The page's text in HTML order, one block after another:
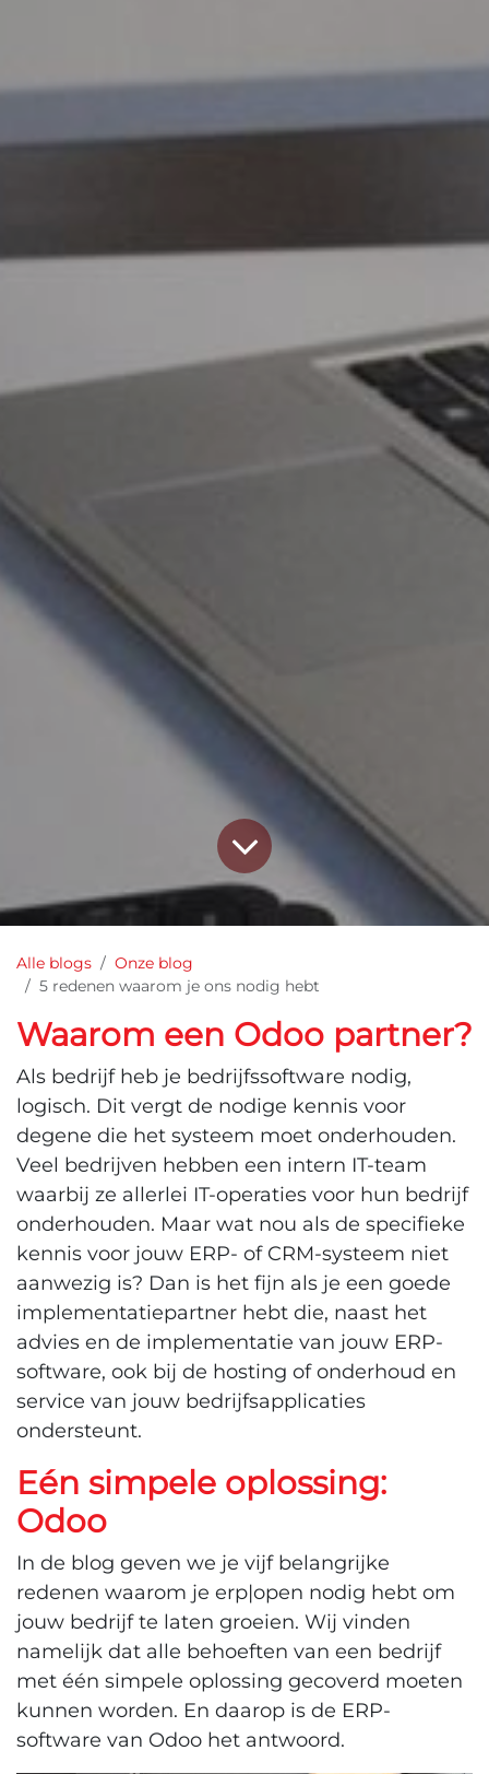
Alle blogs
Onze blog
5 redenen waarom je ons nodig hebt
Waarom een Odoo partner?
Als bedrijf heb je bedrijfssoftware nodig,
logisch. Dit vergt de nodige kennis voor
degene die het systeem moet onderhouden.
Veel bedrijven hebben een intern IT-team
waarbij ze allerlei IT-operaties voor hun bedrijf
onderhouden. Maar wat nou als de specifieke
kennis voor jouw ERP- of CRM-systeem niet
aanwezig is? Dan is het fijn als je een goede
implementatiepartner hebt die, naast het
advies en de implementatie van jouw ERP-
software, ook bij de hosting of onderhoud en
service van jouw bedrijfsapplicaties
ondersteunt.
Eén simpele oplossing:
Odoo
In de blog geven we je vijf belangrijke
redenen waarom je erp|open nodig hebt om
jouw bedrijf te laten groeien. Wij vinden
namelijk dat alle behoeften van een bedrijf
met één simpele oplossing gecoverd moeten
kunnen worden. En daarop is de ERP-
software van Odoo het antwoord.